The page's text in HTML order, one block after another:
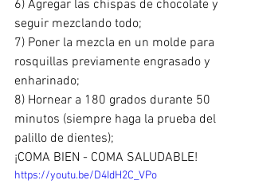
6) Agregar las chispas de chocolate y
seguir mezclando todo;
7) Poner la mezcla en un molde para
rosquillas previamente engrasado y
enharinado;
8) Hornear a 180 grados durante 50
minutos (siempre haga la prueba del
palillo de dientes);
¡COMA BIEN - COMA SALUDABLE!
https://youtu.be/D4IdH2C_VPo